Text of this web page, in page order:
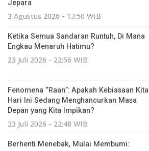
Jepara
3 Agustus 2026 - 13:50 WIB
Ketika Semua Sandaran Runtuh, Di Mana
Engkau Menaruh Hatimu?
23 Juli 2026 - 22:56 WIB
Fenomena “Raan”: Apakah Kebiasaan Kita
Hari Ini Sedang Menghancurkan Masa
Depan yang Kita Impikan?
23 Juli 2026 - 22:48 WIB
Berhenti Menebak, Mulai Membumi: